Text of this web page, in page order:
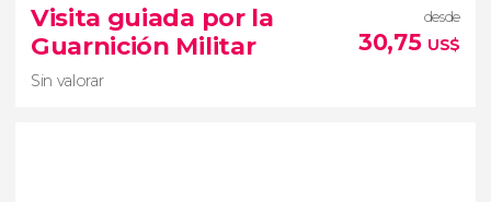
paseo en submarino por Bridgetown
maravillas acuáticas del mar Caribe
de día o de noche
Visita guiada por la
Guarnición Militar
Sin valorar
desde
30,75 US$